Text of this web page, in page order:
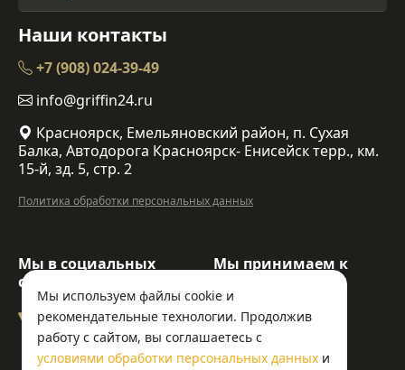
Мы используем файлы cookie и
рекомендательные технологии. Продолжив
работу с сайтом, вы соглашаетесь с
условиями обработки персональных данных и
Наши контакты
+7 (908) 024-39-49
info@griffin24.ru
Красноярск, Емельяновский район, п. Сухая
Балка, Автодорога Красноярск- Енисейск терр., км.
15-й, зд. 5, стр. 2
Политика обработки персональных данных
Мы в социальных
сетях:
Мы принимаем к